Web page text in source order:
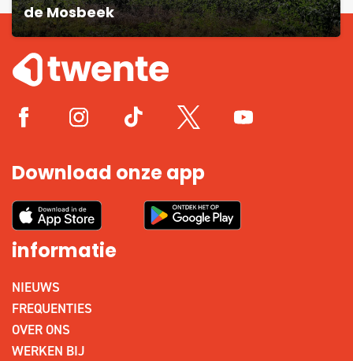
de Mosbeek
Download onze app
informatie
NIEUWS
FREQUENTIES
OVER ONS
WERKEN BIJ